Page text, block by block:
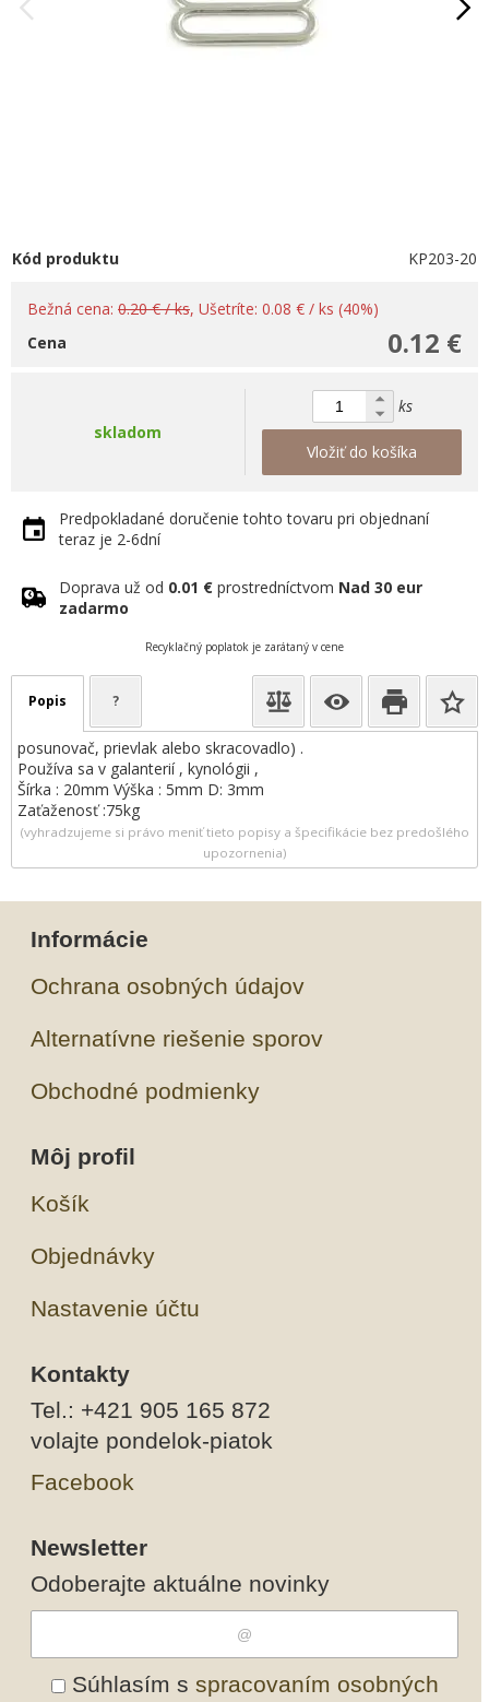
Kód produktu KP203-20
Bežná cena: 0.20 € / ks, Ušetríte: 0.08 € / ks (40%)
0.12 €
Cena
skladom
ks
Vložiť do košíka
Predpokladané doručenie tohto tovaru pri objednaní
teraz je 2-6dní
Doprava už od 0.01 € prostredníctvom Nad 30 eur
zadarmo
Recyklačný poplatok je zarátaný v cene
Popis ?
posunovač, prievlak alebo skracovadlo) .
Používa sa v galanterií , kynológii ,
Šírka : 20mm Výška : 5mm D: 3mm
Zaťaženosť :75kg
(vyhradzujeme si právo meniť tieto popisy a špecifikácie bez predošlého
upozornenia)
Informácie
Ochrana osobných údajov
Alternatívne riešenie sporov
Obchodné podmienky
Môj profil
Košík
Objednávky
Nastavenie účtu
Kontakty
Tel.: +421 905 165 872
volajte pondelok-piatok
Facebook
Newsletter
Odoberajte aktuálne novinky
Súhlasím s spracovaním osobných